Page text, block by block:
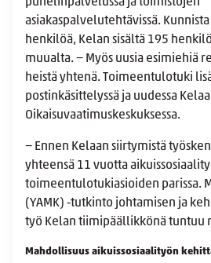
asiakaspalvelutehtävissä.
henkilöä, Kelan sisältä 195
muualta. − Myös uusia esimiehiä
heistä yhtenä. Toimeentulotuki
postinkäsittelyssä ja uudessa
Oikaisuvaatimuskeskuksessa.
− Ennen Kelaan siirtymistä
yhteensä 11 vuotta
toimeentulotukiasioiden parissa.
(YAMK) ‑tutkinto johtamisen ja
työ Kelan tiimipäällikkönä tuntuu
Mahdollisuus aikuissosiaalityön